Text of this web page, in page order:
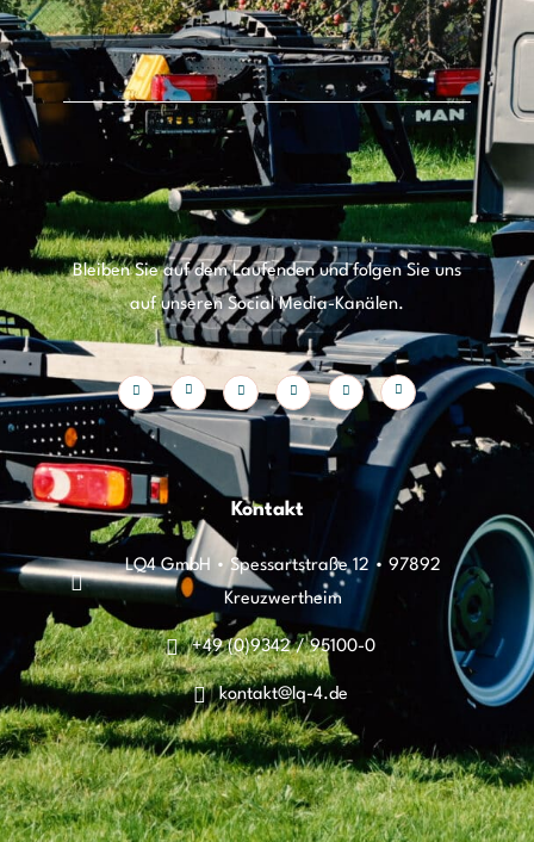
Bleiben Sie auf dem Laufenden und folgen Sie uns
auf unseren Social Media-Kanälen.
Kontakt
LQ4 GmbH • Spessartstraße 12 • 97892
Kreuzwertheim
+49 (0)9342 / 95100-0
kontakt@lq-4.de